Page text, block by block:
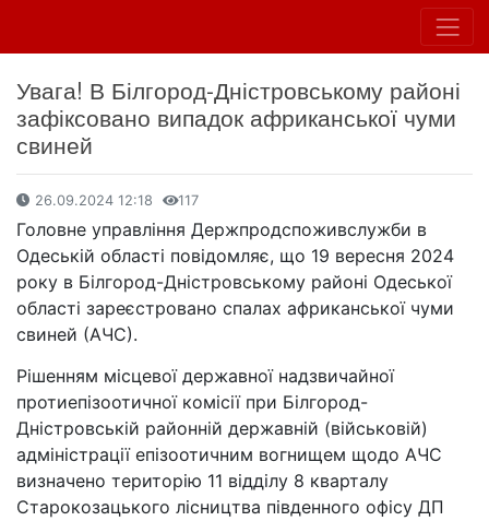
Увага! В Білгород-Дністровському районі
зафіксовано випадок африканської чуми
свиней
26.09.2024 12:18 117
Головне управління Держпродспоживслужби в
Одеській області повідомляє, що 19 вересня 2024
року в Білгород-Дністровському районі Одеської
області зареєстровано спалах африканської чуми
свиней (АЧС).
Рішенням місцевої державної надзвичайної
протиепізоотичної комісії при Білгород-
Дністровській районній державній (військовій)
адміністрації епізоотичним вогнищем щодо АЧС
визначено територію 11 відділу 8 кварталу
Старокозацького лісництва південного офісу ДП